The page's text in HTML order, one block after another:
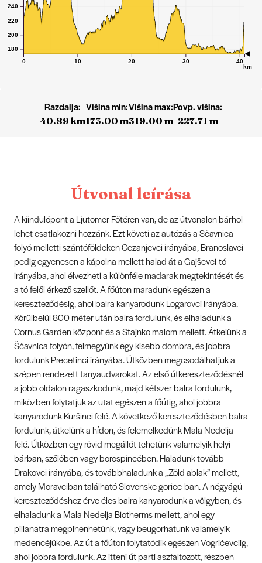
0 10 20 30 40
km
180
200
220
240
Razdalja:
40.89 km
Višina min:
173.00 m
Višina max:
319.00 m
Povp. višina:
227.71 m
Útvonal leírása
A kiindulópont a Ljutomer Főtéren van, de az útvonalon bárhol
lehet csatlakozni hozzánk. Ezt követi az autózás a Sčavnica
folyó melletti szántóföldeken Cezanjevci irányába, Branoslavci
pedig egyenesen a kápolna mellett halad át a Gajševci-tó
irányába, ahol élvezheti a különféle madarak megtekintését és
a tó felől érkező szellőt. A főúton maradunk egészen a
kereszteződésig, ahol balra kanyarodunk Logarovci irányába.
Körülbelül 800 méter után balra fordulunk, és elhaladunk a
Cornus Garden központ és a Stajnko malom mellett. Átkelünk a
Ščavnica folyón, felmegyünk egy kisebb dombra, és jobbra
fordulunk Precetinci irányába. Útközben megcsodálhatjuk a
szépen rendezett tanyaudvarokat. Az első útkereszteződésnél
a jobb oldalon ragaszkodunk, majd kétszer balra fordulunk,
miközben folytatjuk az utat egészen a főútig, ahol jobbra
kanyarodunk Kuršinci felé. A következő kereszteződésben balra
fordulunk, átkelünk a hídon, és felemelkedünk Mala Nedelja
felé. Útközben egy rövid megállót tehetünk valamelyik helyi
bárban, szőlőben vagy borospincében. Haladunk tovább
Drakovci irányába, és továbbhaladunk a „Zöld ablak” mellett,
amely Moravciban található Slovenske gorice-ban. A négyágú
kereszteződéshez érve éles balra kanyarodunk a völgyben, és
elhaladunk a Mala Nedelja Biotherms mellett, ahol egy
pillanatra megpihenhetünk, vagy beugorhatunk valamelyik
medencéjükbe. Az út a főúton folytatódik egészen Vogričevciig,
ahol jobbra fordulunk. Az itteni út parti aszfaltozott, részben